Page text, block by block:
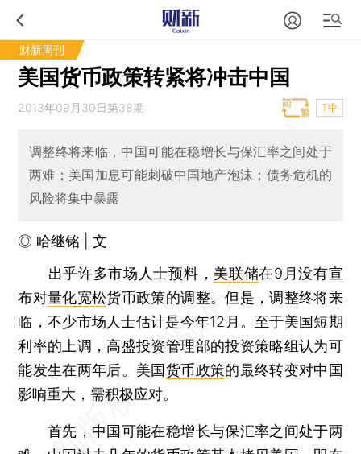
财新周刊
美国货币政策转紧将冲击中国
2013年09月30日第38期 T中
调整终将来临，中国可能在稳增长与保汇率之间处于
两难；美国加息可能刺破中国地产泡沫；债务危机的
风险将集中暴露
◎ 哈继铭 | 文
出乎许多市场人士预料， 美联储在9月没有宣
布对量化宽松货币政策的调整。但是，调整终将来
临，不少市场人士估计是今年12月。至于美国短期
利率的上调，高盛投资管理部的投资策略组认为可
能发生在两年后。美国货币政策的最终转变对中国
影响重大，需积极应对。
首先，中国可能在稳增长与保汇率之间处于两